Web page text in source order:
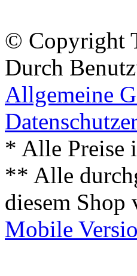
© Copyright
Durch
Allgemeine
* Alle Preise
** Alle
diesem Shop
Mobile